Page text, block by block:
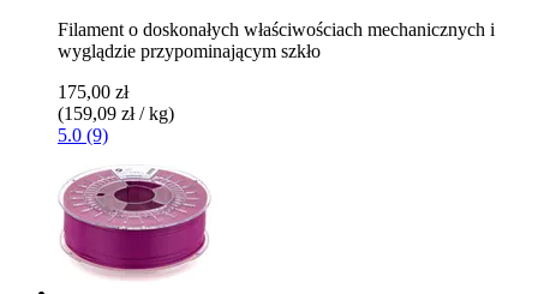
Filament o doskonałych właściwościach mechanicznych i
wyglądzie przypominającym szkło
175,00 zł
(159,09 zł / kg)
5.0 (9)